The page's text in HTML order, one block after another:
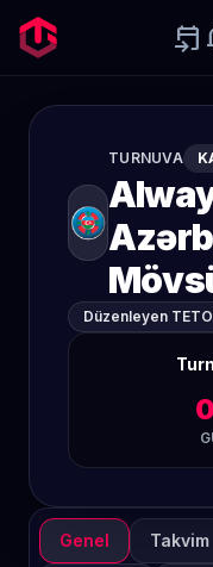
event_upcoming
TURNUVA
Düzenleyen TETO
Genel Takvim